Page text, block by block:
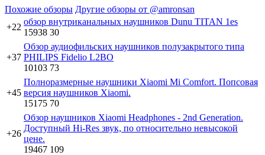
Похожие обзоры Другие обзоры от @amronsan
+22
обзор внутриканальных наушников Dunu TITAN 1es
15938 30
+37
Обзор аудиофильских наушников полузакрытого типа
PHILIPS Fidelio L2BO
10103 73
+45
Полноразмерные наушники Xiaomi Mi Comfort. Попсовая
версия наушников Xiaomi.
15175 70
+26
Обзор наушников Xiaomi Headphones - 2nd Generation.
Доступный Hi-Res звук, по относительно невысокой
цене.
19467 109